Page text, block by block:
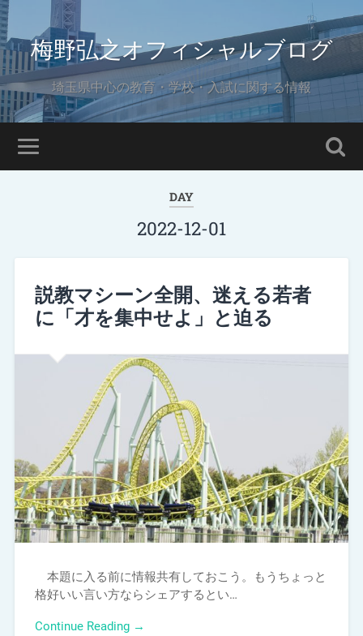
梅野弘之オフィシャルブログ
埼玉県中心の教育・学校・入試に関する情報
DAY
2022-12-01
説教マシーン全開、迷える若者
に「才を集中せよ」と迫る
本題に入る前に情報共有しておこう。もうちょっと
格好いい言い方ならシェアするとい…
Continue Reading →